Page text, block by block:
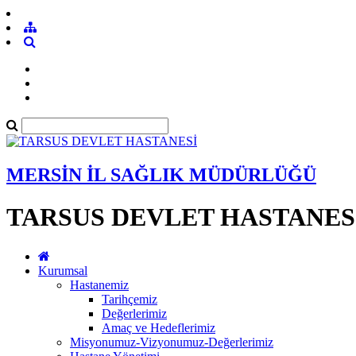
MERSİN İL SAĞLIK MÜDÜRLÜĞÜ
TARSUS DEVLET
Kurumsal
Hastanemiz
Tarihçemiz
Değerlerimiz
Amaç ve Hedeflerimiz
Misyonumuz-Vizyonumuz-Değerlerimiz